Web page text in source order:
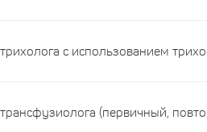
с использованием
(первичный,